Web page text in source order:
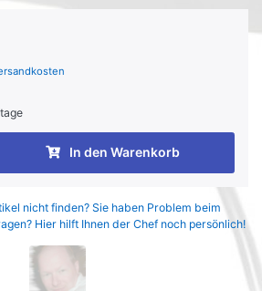
In den Warenkorb
nicht finden? Sie haben Problem beim
Hier hilft Ihnen der Chef noch persönlich!